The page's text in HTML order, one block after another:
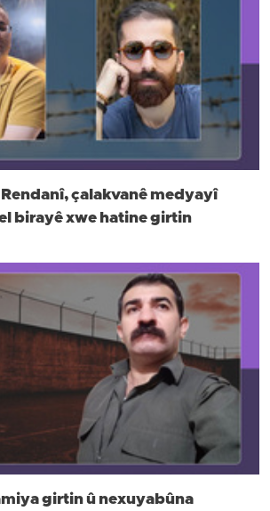
çalakvanê medyayî
birayê xwe hatine girtin
girtin û nexuyabûna